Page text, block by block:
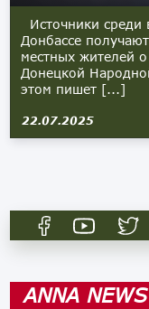
Источники среди
Донбассе
местных жителей
Донецкой
этом пишет [...]
22.07.2025
ANNA NEWS